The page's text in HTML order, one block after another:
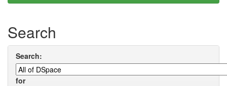
Search
Search:
for